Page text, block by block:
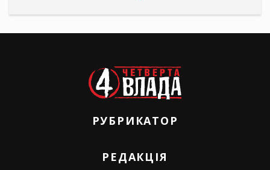
РУБРИКАТОР
РЕДАКЦІЯ